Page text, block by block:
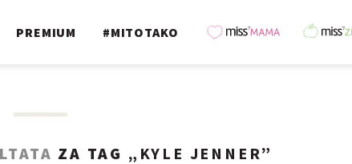
PREMIUM #MITOTAKO
ZA TAG „ KYLE JENNER”